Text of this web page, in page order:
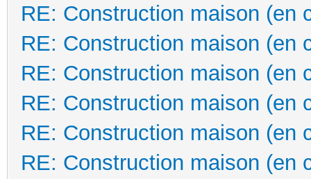
RE: Construction maison (en
RE: Construction maison (en
RE: Construction maison (en
RE: Construction maison (en
RE: Construction maison (en
RE: Construction maison (en